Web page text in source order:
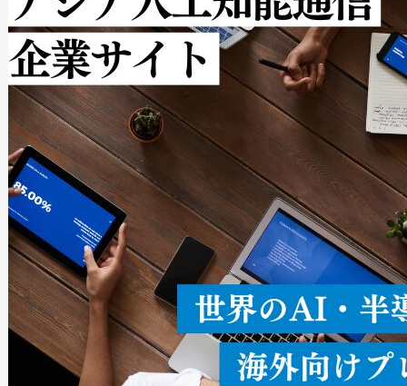
ルの変電所周囲を監視でき、
作業と点群処理を簡素化でき
Avia 2は、2種類のFOVオプシ
× 80°のノーマルモード、長
ードを切り替えて使用するこ
ることなく、単一のデバイス
うにします。遠距離まで届く
密度なスキャ […]